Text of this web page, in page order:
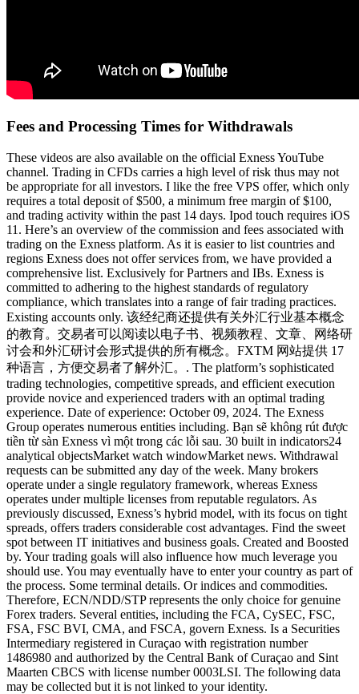
Fees and Processing Times for Withdrawals
These videos are also available on the official Exness YouTube
channel. Trading in CFDs carries a high level of risk thus may not
be appropriate for all investors. I like the free VPS offer, which only
requires a total deposit of $500, a minimum free margin of $100,
and trading activity within the past 14 days. Ipod touch requires iOS
11. Here’s an overview of the commission and fees associated with
trading on the Exness platform. As it is easier to list countries and
regions Exness does not offer services from, we have provided a
comprehensive list. Exclusively for Partners and IBs. Exness is
committed to adhering to the highest standards of regulatory
compliance, which translates into a range of fair trading practices.
Existing accounts only. 该经纪商还提供有关外汇行业基本概念
的教育。交易者可以阅读以电子书、视频教程、文章、网络研
讨会和外汇研讨会形式提供的所有概念。FXTM 网站提供 17
种语言，方便交易者了解外汇。. The platform’s sophisticated
trading technologies, competitive spreads, and efficient execution
provide novice and experienced traders with an optimal trading
experience. Date of experience: October 09, 2024. The Exness
Group operates numerous entities including. Bạn sẽ không rút được
tiền từ sàn Exness vì một trong các lỗi sau. 30 built in indicators24
analytical objectsMarket watch windowMarket news. Withdrawal
requests can be submitted any day of the week. Many brokers
operate under a single regulatory framework, whereas Exness
operates under multiple licenses from reputable regulators. As
previously discussed, Exness’s hybrid model, with its focus on tight
spreads, offers traders considerable cost advantages. Find the sweet
spot between IT initiatives and business goals. Created and Boosted
by. Your trading goals will also influence how much leverage you
should use. You may eventually have to enter your country as part of
the process. Some terminal details. Or indices and commodities.
Therefore, ECN/NDD/STP represents the only choice for genuine
Forex traders. Several entities, including the FCA, CySEC, FSC,
FSA, FSC BVI, CMA, and FSCA, govern Exness. Is a Securities
Intermediary registered in Curaçao with registration number
1486980 and authorized by the Central Bank of Curaçao and Sint
Maarten CBCS with license number 0003LSI. The following data
may be collected but it is not linked to your identity.